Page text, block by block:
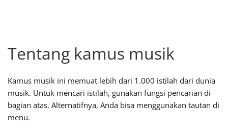
Español
Français
Tentang kamus musik
Kamus musik ini memuat lebih dari 1.000 istilah dari dunia
musik. Untuk mencari istilah, gunakan fungsi pencarian di
bagian atas. Alternatifnya, Anda bisa menggunakan tautan di
menu.